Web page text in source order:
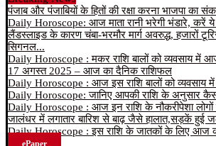
पंजाब और पंजाबियों के हितों की रक्षा करना भाजपा का
Daily Horoscope: आज माता रानी भरेगी भंडारे, करें ये
लैंडस्लाइड के कारण चंबा-भरमौर मार्ग अवरुद्ध, हजारों
सिगनल...
Daily Horoscope : मकर राशि बालों को व्यवसाय में
17 अगस्त 2025 – आज का दैनिक राशिफल
Daily Horoscope : आज इस राशि बालों को व्यवसाय
Daily Horoscope: जानिए आपकी राशि के अनुसार
Daily Horoscope : आज इन राशि के नौकरीपेशा लोगों
जालंधर में लगातार बारिश से बाढ़ जैसे हालात,सड़कें हुई
Daily Horoscope : इस राशि के जातकों के लिए आज
ePaper